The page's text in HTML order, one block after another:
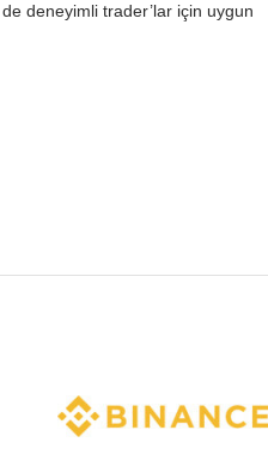
deneyimli trader’lar için uygun